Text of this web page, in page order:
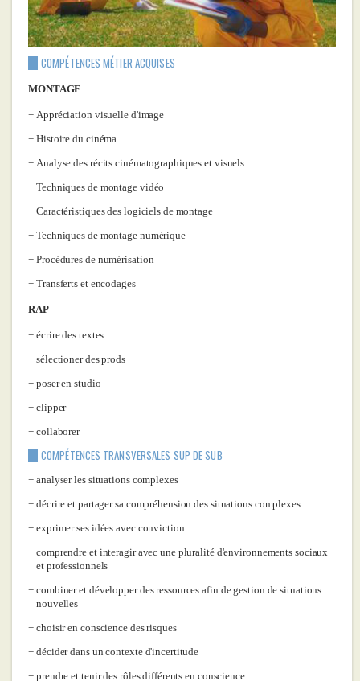
COMPÉTENCES MÉTIER ACQUISES
MONTAGE
Appréciation visuelle d'image
Histoire du cinéma
Analyse des récits cinématographiques et visuels
Techniques de montage vidéo
Caractéristiques des logiciels de montage
Techniques de montage numérique
Procédures de numérisation
Transferts et encodages
RAP
écrire des textes
sélectioner des prods
poser en studio
clipper
collaborer
COMPÉTENCES TRANSVERSALES SUP DE SUB
analyser les situations complexes
décrire et partager sa compréhension des situations complexes
exprimer ses idées avec conviction
comprendre et interagir avec une pluralité d'environnements sociaux
et professionnels
combiner et développer des ressources afin de gestion de situations
nouvelles
choisir en conscience des risques
décider dans un contexte d'incertitude
prendre et tenir des rôles différents en conscience